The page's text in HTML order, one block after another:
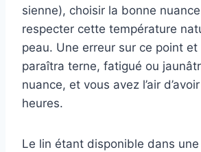
sienne), choisir la bonne
respecter cette température
peau. Une erreur sur ce point
paraîtra terne, fatigué ou
nuance, et vous avez l’air
heures.
Le lin étant disponible dans